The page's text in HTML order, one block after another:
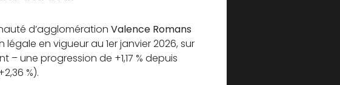
d’agglomération Valence Romans
en vigueur au 1er janvier 2026, sur
une progression de +1,17 % depuis
%).